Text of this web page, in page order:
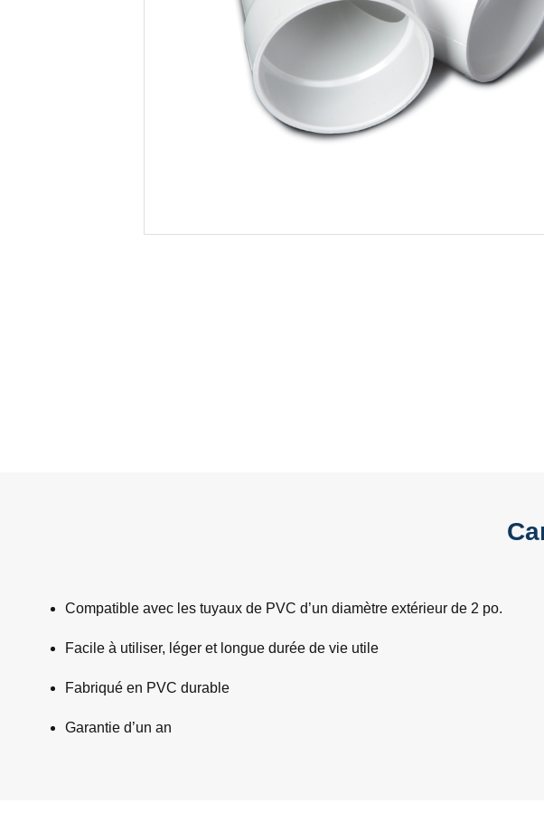
Compatible avec les tuyaux de PVC d’un diamètre extérieur de 2 po.
Facile à utiliser, léger et longue durée de vie utile
Fabriqué en PVC durable
Garantie d’un an